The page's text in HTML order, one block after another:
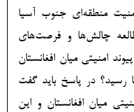
منطقه‌ای جنوب آسیا
چالش‌ها و فرصت‌های
امنیتی میان افغانستان
رسید؟ در پاسخ باید گفت
میان افغانستان و این